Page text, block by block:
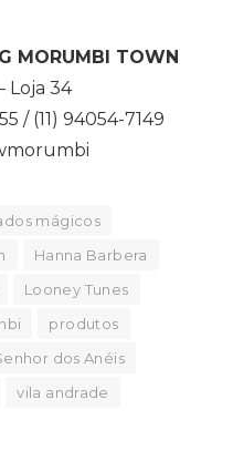
MORUMBI TOWN
Loja 34
/ (11) 94054-7149
mágicos
Hanna Barbera
Looney Tunes
produtos
dos Anéis
vila andrade